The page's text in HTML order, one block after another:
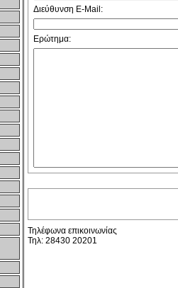
Διεύθυνση E-Mail:
Ερώτημα:
Τηλέφωνα επικοινωνίας
Τηλ: 28430 20201